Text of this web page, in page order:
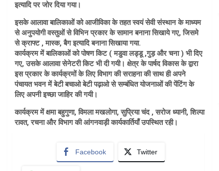
इत्यादि पर जोर दिया गया।
इसके आलावा बालिकाओं को आजीविका के तहत स्वयं सेवी संस्थान के माध्यम
से अनुपयोगी वस्तुओं से विभिन प्रकार के सामान बनाना सिखाये गए, जिसमे
से क्राफ्ट , मास्क, बैग इत्यादि बनाना सिखाया गया.
कार्यक्रम में बालिकाओं को पोषण किट ( मडुवा लड्डू ,गुड़ और चना ) भी दिए
गए, उसके आलावा सेनेटरी किट भी दी गयी। क्षेत्र के पार्षद विकास के द्वारा
इस प्रकार के कार्यक्रमों के लिए विभाग की सराहना की साथ ही अपने
पंचायत भवन में बेटी बचाओ बेटी पढ़ाओ से सम्बंधित योजनाओं की पेंटिंग के
लिए अपनी इच्छा जाहिर की गयी।
कार्यक्रम में क्षमा बहुगुणा, विमला मखलोगा, सुप्रिया चंद , सरोज ध्यानी, शिल्पा
रावत, रचना और विभाग की आंगनवाड़ी कार्यकार्तियाँ उपस्थित रही।
Facebook Twitter